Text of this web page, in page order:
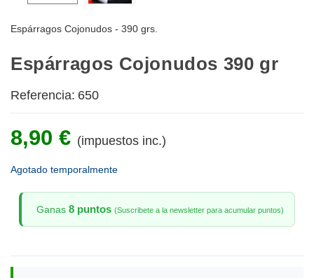
Espárragos Cojonudos - 390 grs.
Espárragos Cojonudos 390 gr
Referencia: 650
8,90 € (impuestos inc.)
Agotado temporalmente
Ganas 8 puntos (Suscribete a la newsletter para acumular puntos)